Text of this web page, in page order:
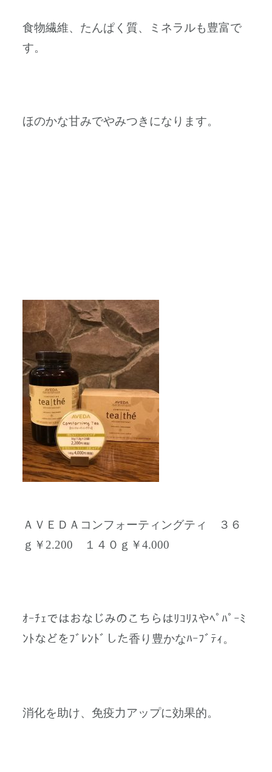
食物繊維、たんぱく質、ミネラルも豊富で
す。
ほのかな甘みでやみつきになります。
ＡＶＥＤＡコンフォーティングティ ３６
ｇ￥2.200 １４０ｇ￥4.000
ｵｰﾁｪではおなじみのこちらはﾘｺﾘｽやﾍﾟﾊﾟｰﾐ
ﾝﾄなどをﾌﾞﾚﾝﾄﾞした香り豊かなﾊｰﾌﾞﾃｨ。
消化を助け、免疫力アップに効果的。